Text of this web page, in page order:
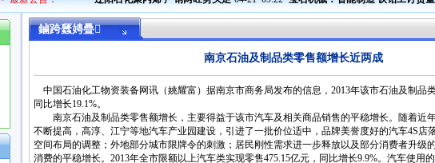
鏀跨瓥娉曡
南京石油及制品类零售额增长近两成
中国石油化工物资装备网讯（姚耀富）据南京市商务局发布的信息，2013年该市石油及制品类
同比增长19.1%。
南京石油及制品类零售额增长，主要得益于该市汽车及相关商品销售的平稳增长。随着近
不断提高，高淳、江宁等地汽车产业园建设，引进了一批价位适中，品牌美誉度好的汽车4S店
空间布局的调整；外地部分城市限牌令的刺激；居民刚性需求进一步释放以及部分消费者升级
消费的平稳增长。2013年全市限额以上汽车类实现零售475.15亿元，同比增长9.9%。汽车使用